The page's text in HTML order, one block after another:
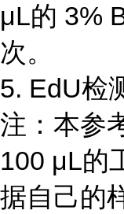
μL的 3%
次。
5. EdU检
注：本参
100 μL的
据自己的